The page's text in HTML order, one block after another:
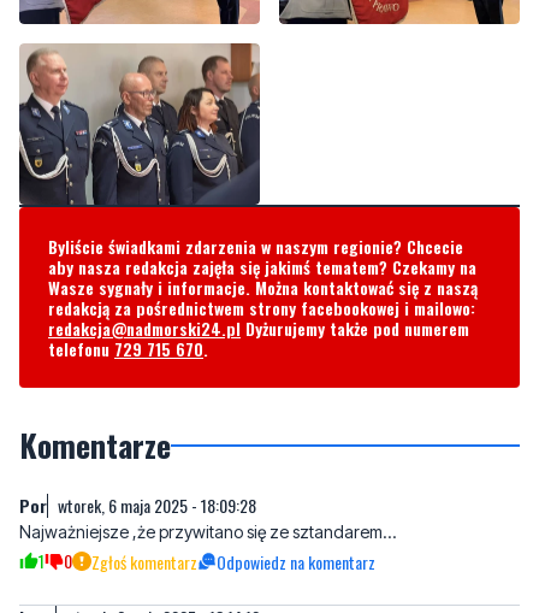
Byliście świadkami zdarzenia w naszym regionie? Chcecie
aby nasza redakcja zajęła się jakimś tematem? Czekamy na
Wasze sygnały i informacje. Można kontaktować się z naszą
redakcją za pośrednictwem strony facebookowej i mailowo:
redakcja@nadmorski24.pl Dyżurujemy także pod numerem
telefonu 729 715 670.
Komentarze
Por wtorek, 6 maja 2025 - 18:09:28
Najważniejsze ,że przywitano się ze sztandarem...
1 0 Zgłoś komentarz Odpowiedz na komentarz